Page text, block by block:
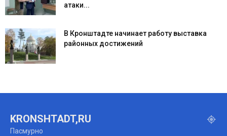
атаки...
В Кронштадте начинает работу выставка
районных достижений
KRONSHTADT,RU
Пасмурно